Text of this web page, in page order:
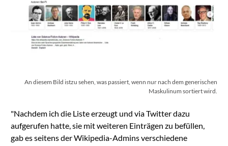
An diesem Bild istzu sehen, was passiert, wenn nur nach dem generischen
Maskulinum sortiert wird.
"Nachdem ich die Liste erzeugt und via Twitter dazu
aufgerufen hatte, sie mit weiteren Einträgen zu befüllen,
gab es seitens der Wikipedia-Admins verschiedene